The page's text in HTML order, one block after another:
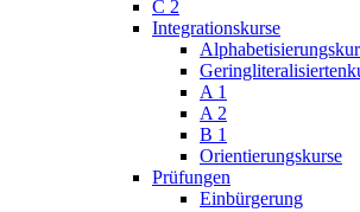
C 2
Integrationskurse
A 1
A 2
B 1
Orientierungskurse
Prüfungen
Einbürgerung